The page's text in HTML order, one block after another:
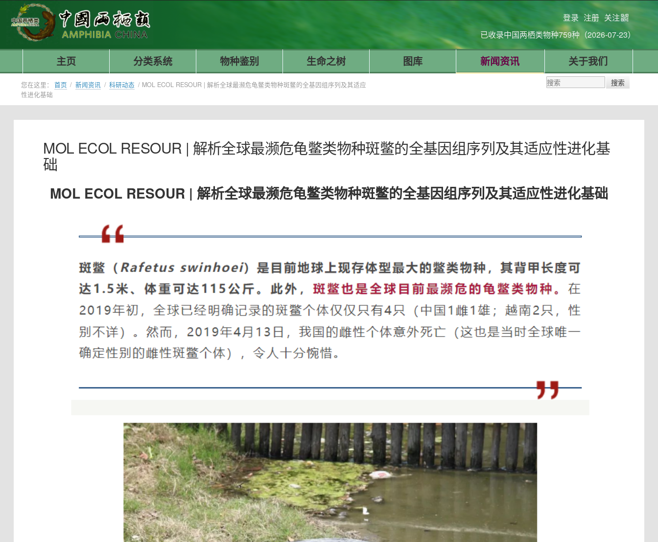
登录 注册 关注
已收录中国两栖类物种759种（2026-07-23）
主页 分类系统 物种鉴别 生命之树 图库 新闻资讯 关于我们
您在这里： 首页 / 新闻资讯 / 科研动态 / MOL ECOL RESOUR | 解析全球最濒危龟鳖类物种斑鳖的全基因组序列及其适应
性进化基础
MOL ECOL RESOUR | 解析全球最濒危龟鳖类物种斑鳖的全基因组序列及其适应性进化基
础
MOL ECOL RESOUR | 解析全球最濒危龟鳖类物种斑鳖的全基因组序列及其适应性进化基础